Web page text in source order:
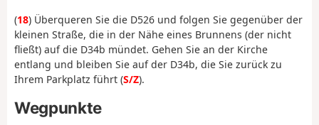
(18) Überqueren Sie die D526 und folgen Sie gegenüber der
kleinen Straße, die in der Nähe eines Brunnens (der nicht
fließt) auf die D34b mündet. Gehen Sie an der Kirche
entlang und bleiben Sie auf der D34b, die Sie zurück zu
Ihrem Parkplatz führt (S/Z).
Wegpunkte